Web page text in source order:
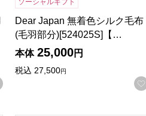
お気に入りに登録する
ソーシャルギフト
Dear Japan 無着色シルク毛布
(毛羽部分)[524025S]【…
本体 25,000円
税込 27,500円